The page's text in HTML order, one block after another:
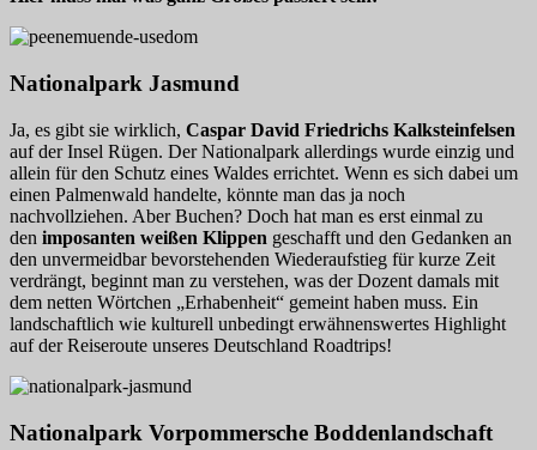
Nationalpark Jasmund
Ja, es gibt sie wirklich, Caspar David Friedrichs Kalksteinfelsen
auf der Insel Rügen. Der Nationalpark allerdings wurde einzig und
allein für den Schutz eines Waldes errichtet. Wenn es sich dabei um
einen Palmenwald handelte, könnte man das ja noch
nachvollziehen. Aber Buchen? Doch hat man es erst einmal zu
den imposanten weißen Klippen geschafft und den Gedanken an
den unvermeidbar bevorstehenden Wiederaufstieg für kurze Zeit
verdrängt, beginnt man zu verstehen, was der Dozent damals mit
dem netten Wörtchen „Erhabenheit“ gemeint haben muss. Ein
landschaftlich wie kulturell unbedingt erwähnenswertes Highlight
auf der Reiseroute unseres Deutschland Roadtrips!
Nationalpark Vorpommersche Boddenlandschaft